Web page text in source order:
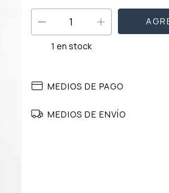
1 en stock
MEDIOS DE PAGO
MEDIOS DE ENVÍO